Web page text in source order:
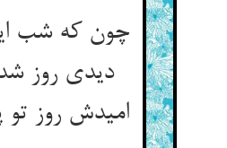
چون که شب
دیدی روز
امیدش روز تو